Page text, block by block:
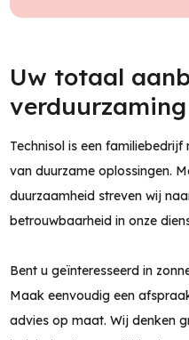
Uw totaal
verduurzaming
Technisol is een
van duurzame oplossingen.
duurzaamheid streven wij
betrouwbaarheid in onze
Bent u geïnteresseerd in
Maak eenvoudig een
advies op maat. Wij denken